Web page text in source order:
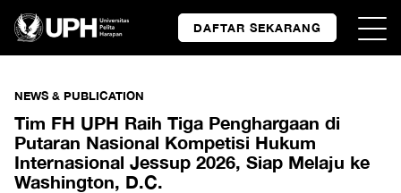
DAFTAR SEKARANG
NEWS & PUBLICATION
Tim FH UPH Raih Tiga Penghargaan di
Putaran Nasional Kompetisi Hukum
Internasional Jessup 2026, Siap Melaju ke
Washington, D.C.